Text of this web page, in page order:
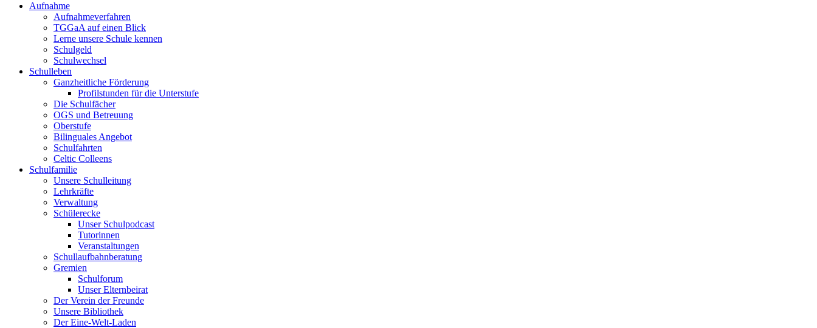
Aufnahme
Aufnahmeverfahren
TGGaA auf einen Blick
Lerne unsere Schule kennen
Schulgeld
Schulwechsel
Schulleben
Ganzheitliche Förderung
Profilstunden für die Unterstufe
Die Schulfächer
OGS und Betreuung
Oberstufe
Bilinguales Angebot
Schulfahrten
Celtic Colleens
Schulfamilie
Unsere Schulleitung
Lehrkräfte
Verwaltung
Schülerecke
Unser Schulpodcast
Tutorinnen
Veranstaltungen
Schullaufbahnberatung
Gremien
Schulforum
Unser Elternbeirat
Der Verein der Freunde
Unsere Bibliothek
Der Eine-Welt-Laden